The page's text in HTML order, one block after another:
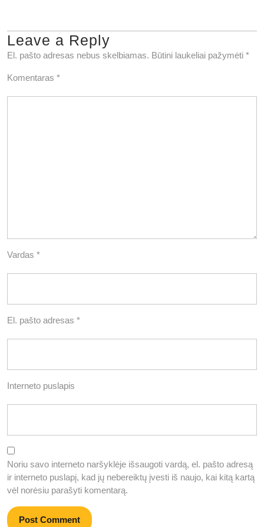
Leave a Reply
El. pašto adresas nebus skelbiamas. Būtini laukeliai pažymėti *
Komentaras *
Vardas *
El. pašto adresas *
Interneto puslapis
Noriu savo interneto naršyklėje išsaugoti vardą, el. pašto adresą
ir interneto puslapį, kad jų nebereiktų įvesti iš naujo, kai kitą kartą
vėl norėsiu parašyti komentarą.